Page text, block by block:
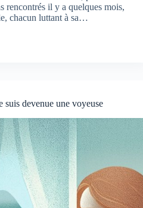
rencontrés il y a quelques mois,
chacun luttant à sa…
suis devenue une voyeuse